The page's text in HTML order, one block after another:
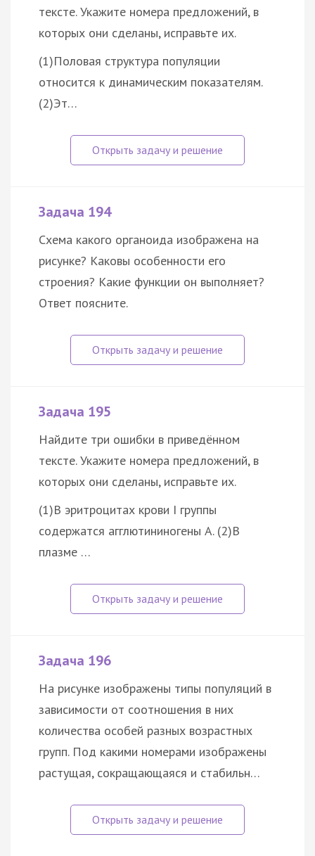
тексте. Укажите номера предложений, в
которых они сделаны, исправьте их.
(1)Половая структура популяции
относится к динамическим показателям.
(2)Эт…
Задача 194
Схема какого органоида изображена на
рисунке? Каковы особенности его
строения? Какие функции он выполняет?
Ответ поясните.
Задача 195
Найдите три ошибки в приведённом
тексте. Укажите номера предложений, в
которых они сделаны, исправьте их.
(1)В эритроцитах крови I группы
содержатся агглютининогены А. (2)В
плазме …
Задача 196
На рисунке изображены типы популяций в
зависимости от соотношения в них
количества особей разных возрастных
групп. Под какими номерами изображены
растущая, сокращающаяся и стабильн…